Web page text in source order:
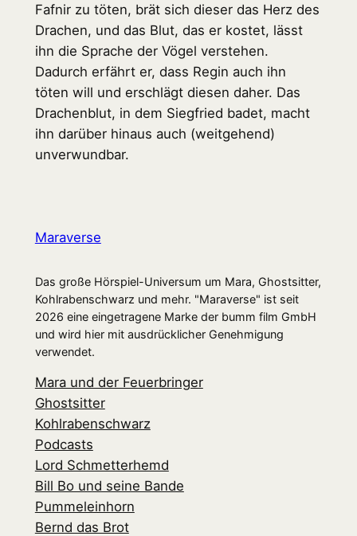
Fafnir zu töten, brät sich dieser das Herz des
Drachen, und das Blut, das er kostet, lässt
ihn die Sprache der Vögel verstehen.
Dadurch erfährt er, dass Regin auch ihn
töten will und erschlägt diesen daher. Das
Drachenblut, in dem Siegfried badet, macht
ihn darüber hinaus auch (weitgehend)
unverwundbar.
Maraverse
Das große Hörspiel-Universum um Mara, Ghostsitter,
Kohlrabenschwarz und mehr. "Maraverse" ist seit
2026 eine eingetragene Marke der bumm film GmbH
und wird hier mit ausdrücklicher Genehmigung
verwendet.
Mara und der Feuerbringer
Ghostsitter
Kohlrabenschwarz
Podcasts
Lord Schmetterhemd
Bill Bo und seine Bande
Pummeleinhorn
Bernd das Brot